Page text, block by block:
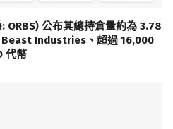
公布其總持倉量約為 3.78
Beast Industries、超過 16,000
代幣